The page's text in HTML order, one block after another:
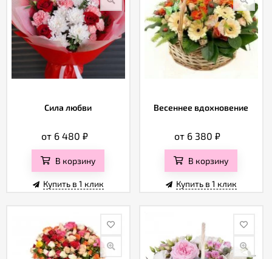
Сила любви
от 6 480 ₽
В корзину
Купить в 1 клик
Весеннее вдохновение
от 6 380₽
В корзину
Купить в 1 клик